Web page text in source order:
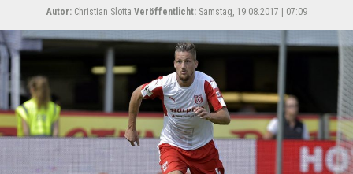
Autor:Christian Slotta Veröffentlicht:Samstag, 19.08.2017 | 07:09